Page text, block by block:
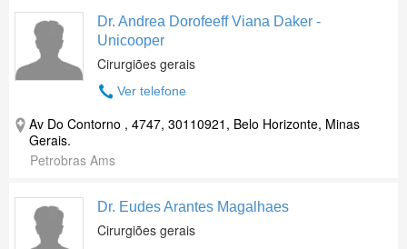
Dr. Andrea Dorofeeff Viana Daker -
Unicooper
Cirurgiões gerais
Ver telefone
Av Do Contorno , 4747, 30110921, Belo Horizonte, Minas
Gerais.
Petrobras Ams
Dr. Eudes Arantes Magalhaes
Cirurgiões gerais